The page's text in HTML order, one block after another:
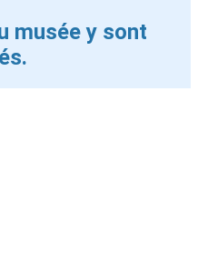
musée y sont